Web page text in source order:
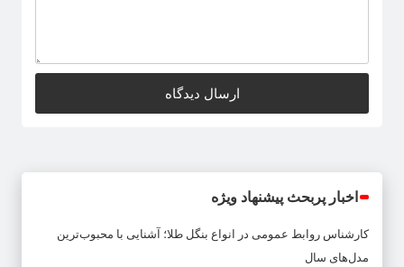
اخبار پربحث پیشنهاد ویژه
کارشناس روابط عمومی در
انواع بنگل طلا؛ آشنایی با محبوب‌ترین
مدل‌های سال